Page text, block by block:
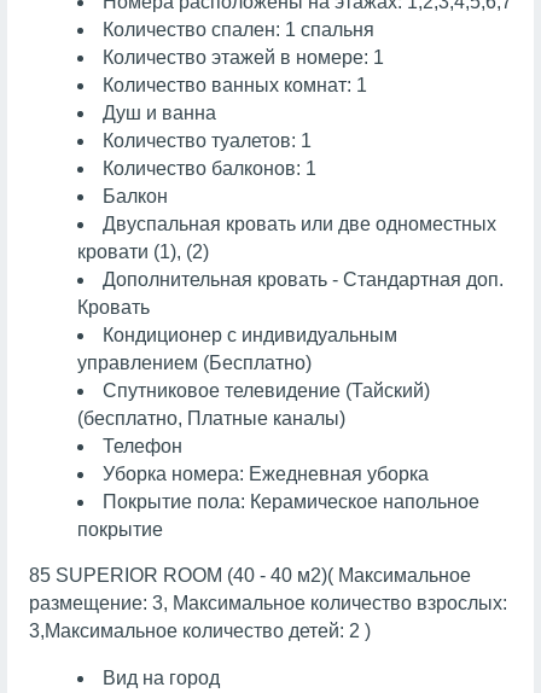
Количество спален: 1 спальня
Количество этажей в номере: 1
Количество ванных комнат: 1
Душ и ванна
Количество туалетов: 1
Количество балконов: 1
Балкон
Двуспальная кровать или две одноместных
кровати (1), (2)
Дополнительная кровать - Стандартная доп.
Кровать
Кондиционер с индивидуальным
управлением (Бесплатно)
Спутниковое телевидение (Тайский)
(бесплатно, Платные каналы)
Телефон
Уборка номера: Ежедневная уборка
Покрытие пола: Керамическое напольное
покрытие
85 SUPERIOR ROOM (40 - 40 м2)( Максимальное
размещение: 3, Максимальное количество взрослых:
3,Максимальное количество детей: 2 )
Вид на город